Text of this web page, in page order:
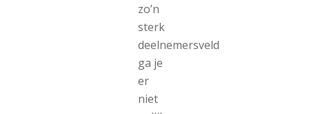
zo’n
sterk
deelnemersveld
ga je
er
niet